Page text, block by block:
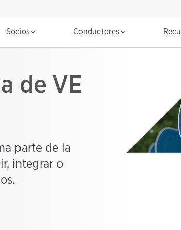
Socios Conductores
de VE
parte de la
integrar o